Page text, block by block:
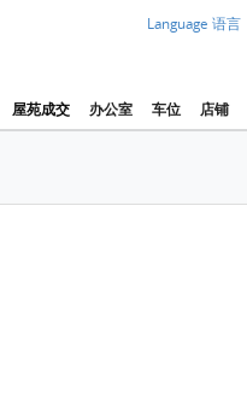
Language 语言
屋苑成交 办公室 车位 店铺